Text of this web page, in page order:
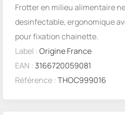
Frotter en milieu alimentaire
desinfectable, ergonomique
pour fixation chainette.
Label : Origine France
EAN : 3166720059081
Référence : THOC999016